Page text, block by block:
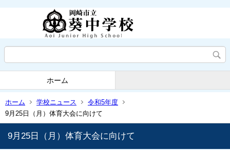
ホーム
ホーム 学校ニュース
令和5年度
9月25日（月）体育大会に向けて
9月25日（月）体育大会に向けて